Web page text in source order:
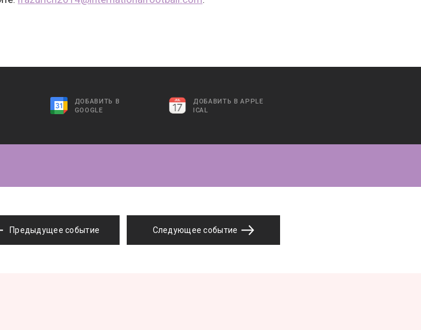
ДОБАВИТЬ В
GOOGLE
ДОБАВИТЬ В APPLE
ICAL
Предыдущее событие Следующее событие